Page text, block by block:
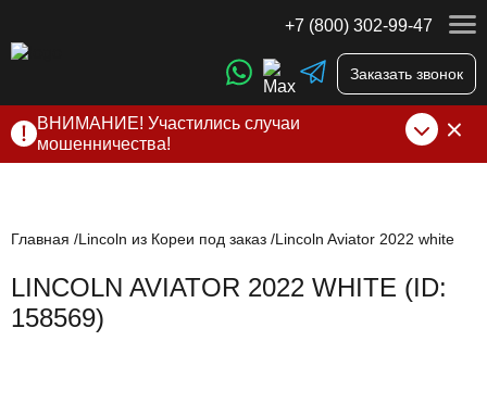
+7 (800) 302-99-47
Заказать звонок
ВНИМАНИЕ! Участились случаи
мошенничества!
нами по официальнымконтактам , указанным в соц сетях
Главная Lincoln из Кореи под заказ Lincoln Aviator 2022 white
LINCOLN AVIATOR 2022 WHITE (ID:
158569)